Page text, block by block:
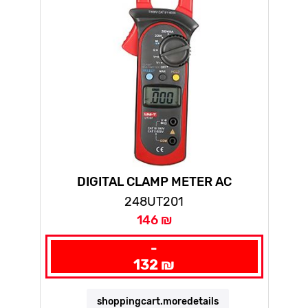
DIGITAL CLAMP METER AC
248UT201
146 ₪
-
132 ₪
shoppingcart.moredetails